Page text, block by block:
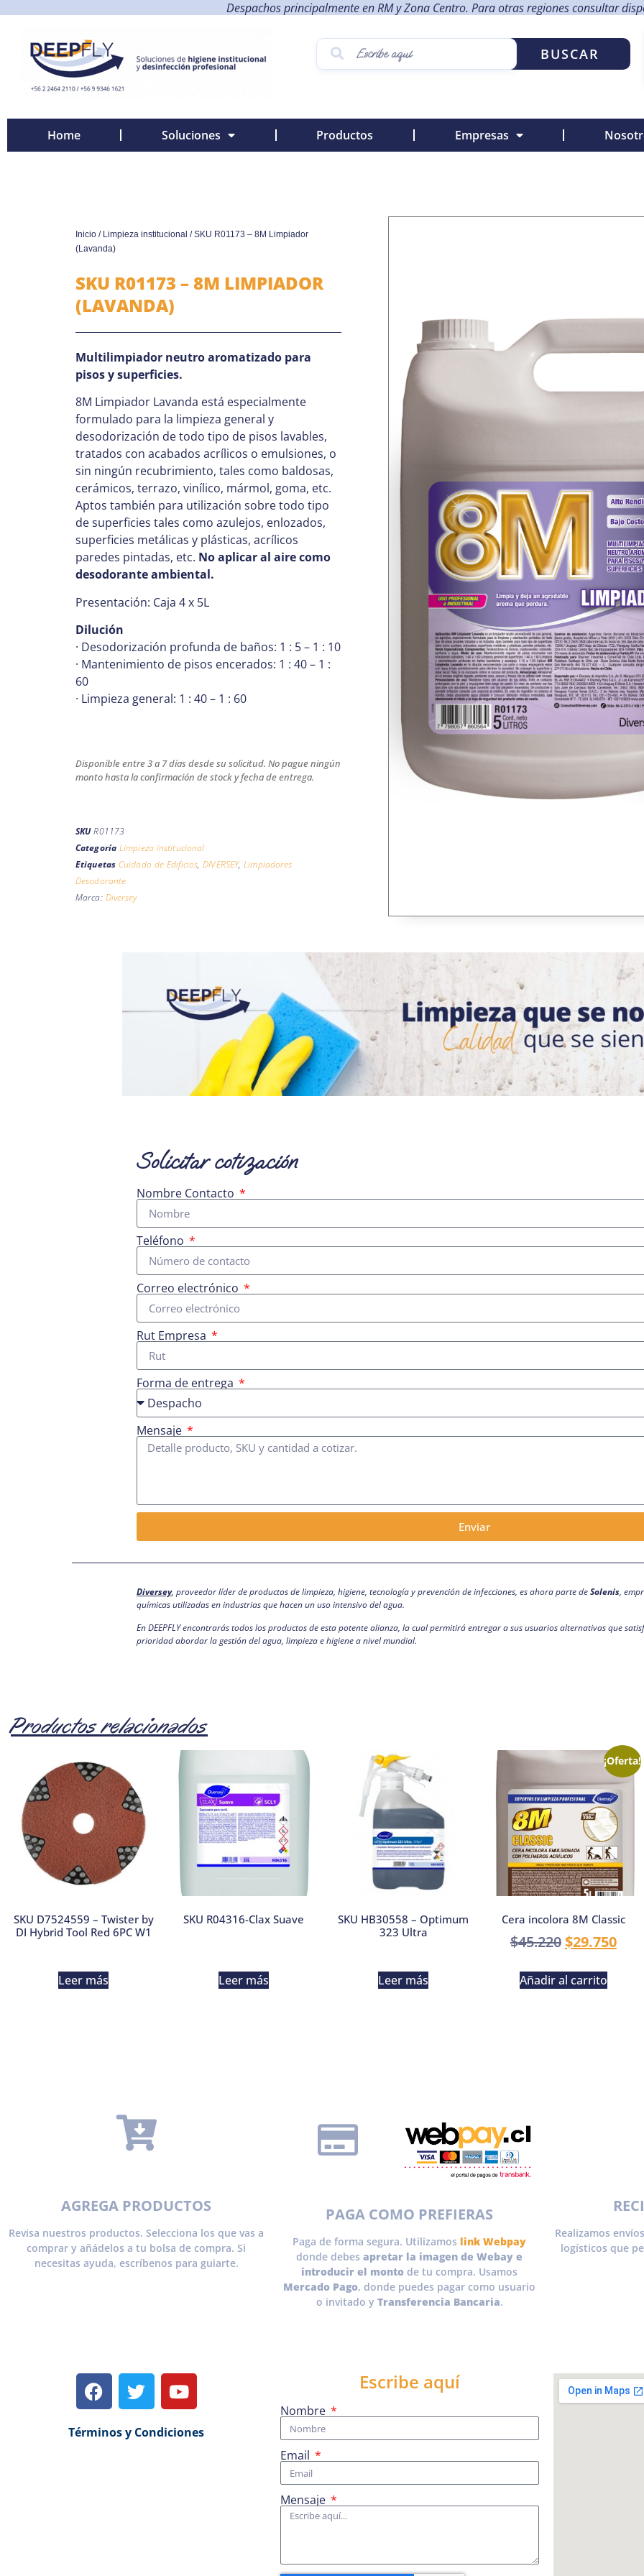
Despachos principalmente en RM y Zona Centro. Para otras regiones consultar
BUSCAR
Home Soluciones Productos Empresas
Inicio / Limpieza institucional / SKU R01173 – 8M Limpiador
(Lavanda)
SKU R01173 – 8M LIMPIADOR
(LAVANDA)
Multilimpiador neutro aromatizado para
pisos y superficies.
8M Limpiador Lavanda está especialmente
formulado para la limpieza general y
desodorización de todo tipo de pisos lavables,
tratados con acabados acrílicos o emulsiones, o
sin ningún recubrimiento, tales como baldosas,
cerámicos, terrazo, vinílico, mármol, goma, etc.
Aptos también para utilización sobre todo tipo
de superficies tales como azulejos, enlozados,
superficies metálicas y plásticas, acrílicos
paredes pintadas, etc. No aplicar al aire como
desodorante ambiental.
Presentación: Caja 4 x 5L
Dilución
· Desodorización profunda de baños: 1 : 5 – 1 : 10
· Mantenimiento de pisos encerados: 1 : 40 – 1 :
60
· Limpieza general: 1 : 40 – 1 : 60
Disponible entre 3 a 7 días desde su solicitud. No pague ningún
monto hasta la confirmación de stock y fecha de entrega.
SKUR01173
Categoría Limpieza institucional
Etiquetas Cuidado de Edificios,DIVERSEY,Limpiadores
Desodorante
Marca: Diversey
Solicitar cotización
Nombre Contacto
Teléfono
Correo electrónico
Rut Empresa
Forma de entrega
Mensaje
Enviar
Diversey, proveedor líder de productos de limpieza, higiene, tecnología y prevención de infecciones, es ahora parte deSolenis,
químicas utilizadas en industrias que hacen un uso intensivo del agua.
En DEEPFLY encontrarás todos los productos de esta potente alianza, la cual permitirá entregar a sus usuarios alternativas que
prioridad abordar la gestión del agua, limpieza e higiene a nivel mundial.
Productos relacionados
SKU D7524559 – Twister by
DI Hybrid Tool Red 6PC W1
Leer más
SKU R04316-Clax Suave
Leer más
SKU HB30558 – Optimum
323 Ultra
Leer más
¡Oferta!
Cera incolora 8M Classic
$45.220$29.750
Añadir al carrito
AGREGA PRODUCTOS
Revisa nuestros productos. Selecciona los que vas a
comprar y añádelos a tu bolsa de compra. Si
necesitas ayuda, escríbenos para guiarte.
PAGA COMO PREFIERAS
Paga de forma segura. Utilizamos link Webpay
donde debesapretar la imagen de Webay e
introducir el monto de tu compra. Usamos
Mercado Pago, donde puedes pagar como usuario
o invitado y Transferencia Bancaria.
Realizamos
logísticos que
Términos y Condiciones
Escribe aquí
Nombre
Email
Mensaje